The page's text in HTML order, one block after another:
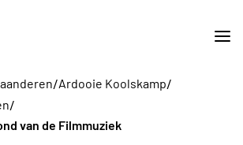
/Ardooie Koolskamp/
/
van de Filmmuziek